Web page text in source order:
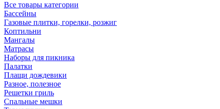
Все товары категории
Бассейны
Газовые плитки, горелки, розжиг
Коптильни
Мангалы
Матрасы
Наборы для пикника
Палатки
Плащи дождевики
Разное, полезное
Решетки гриль
Спальные мешки